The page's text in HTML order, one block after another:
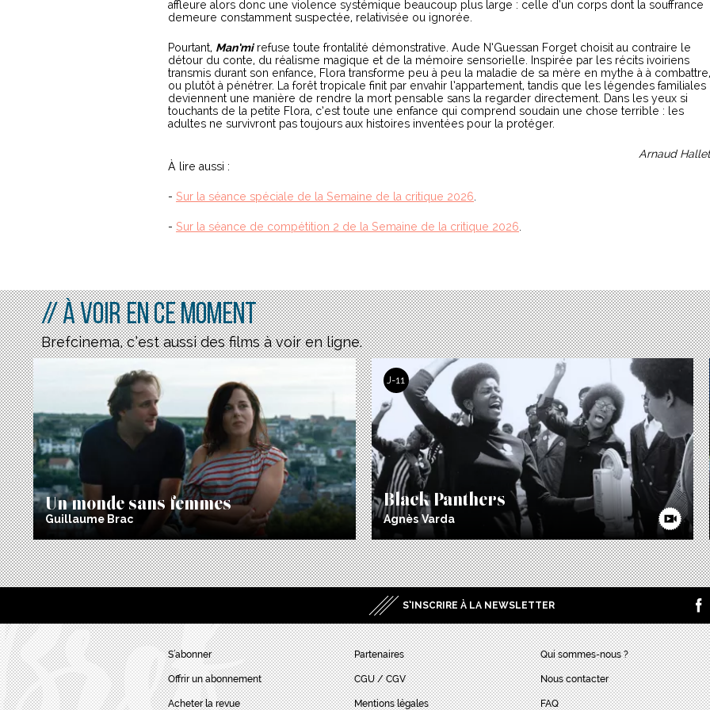
affleure alors donc une violence systémique beaucoup plus large : celle d’un corps dont la souffrance
demeure constamment suspectée, relativisée ou ignorée.
Pourtant, Man’mirefuse toute frontalité démonstrative. Aude N’Guessan Forget choisit au contraire le
détour du conte, du réalisme magique et de la mémoire sensorielle. Inspirée par les récits ivoiriens
transmis durant son enfance, Flora transforme peu à peu la maladie de sa mère en mythe à à combattre,
ou plutôt à pénétrer. La forêt tropicale finit par envahir l’appartement, tandis que les légendes familiales
deviennent une manière de rendre la mort pensable sans la regarder directement. Dans les yeux si
touchants de la petite Flora, c’est toute une enfance qui comprend soudain une chose terrible : les
adultes ne survivront pas toujours aux histoires inventées pour la protéger.
Arnaud Hallet
À lire aussi :
- Sur la séance spéciale de la Semaine de la critique 2026.
- Sur la séance de compétition 2 de la Semaine de la critique 2026.
// À voir en ce moment
Brefcinema, c’est aussi des films à voir en ligne.
Un monde sans femmes
Guillaume Brac
J-11
Black Panthers
Agnès Varda
S’INSCRIRE À LA NEWSLETTER
S’abonner
Offrir un abonnement
Acheter la revue
Partenaires
CGU / CGV
Mentions légales
Qui sommes-nous ?
Nous contacter
FAQ